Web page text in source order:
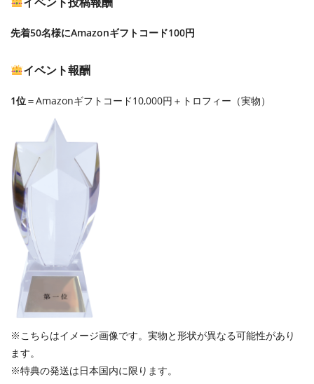
先着50名様にAmazonギフトコード100円
イベント報酬
1位＝Amazonギフトコード10,000円＋トロフィー（実物）
※こちらはイメージ画像です。実物と形状が異なる可能性があり
ます。
※特典の発送は日本国内に限ります。